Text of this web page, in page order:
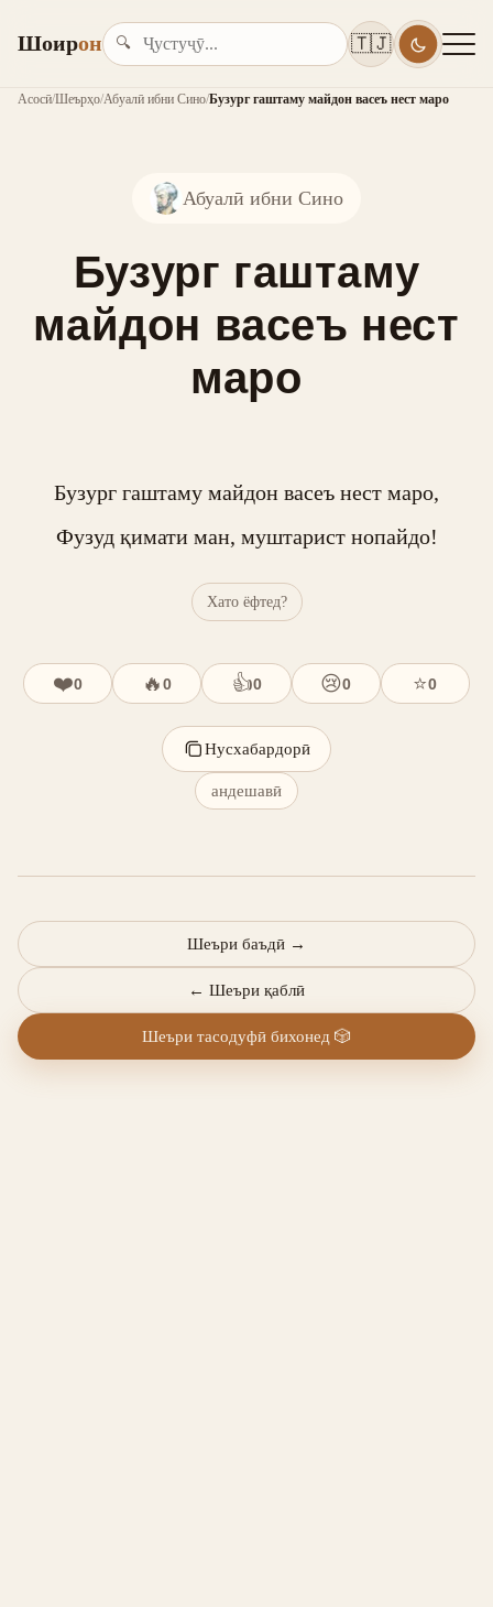
Шоирон 🔍 🇹🇯
Асосӣ/Шеърҳо/Абуалӣ ибни Сино/Бузург гаштаму майдон васеъ нест маро
Абуалӣ ибни Сино
Бузург гаштаму
майдон васеъ нест
маро
Бузург гаштаму майдон васеъ нест маро,
Фузуд қимати ман, муштарист нопайдо!
Хато ёфтед?
❤️0 🔥0 👍0 😢0 ⭐0
Нусхабардорӣ
андешавӣ
← Шеъри қаблӣ
Шеъри баъдӣ →
Шеъри тасодуфӣ бихонед 🎲